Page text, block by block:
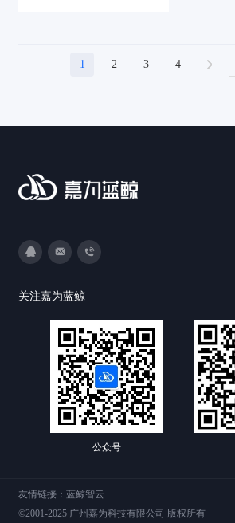
1 2 3 4
关注嘉为蓝鲸
公众号
友情链接：蓝鲸智云
©2001-2025 广州嘉为科技有限公司 版权所有